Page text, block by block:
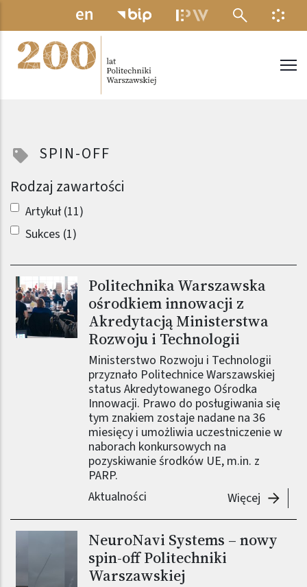
Przejdź do treści
MENU
SPIN-OFF
Rodzaj zawartości
Artykuł (11)
Sukces (1)
Obraz (old)
Politechnika Warszawska
ośrodkiem innowacji z
Akredytacją Ministerstwa
Rozwoju i Technologii
Ministerstwo Rozwoju i Technologii
przyznało Politechnice Warszawskiej
status Akredytowanego Ośrodka
Innowacji. Prawo do posługiwania się
tym znakiem zostaje nadane na 36
miesięcy i umożliwia uczestniczenie w
naborach konkursowych na
pozyskiwanie środków UE, m.in. z
PARP.
Aktualności
Więcej
NeuroNavi Systems – nowy
spin-off Politechniki
Warszawskiej